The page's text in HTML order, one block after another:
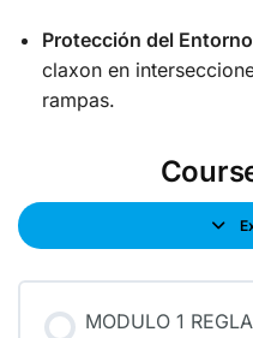
Protección del
claxon en
rampas.
MODULO 1